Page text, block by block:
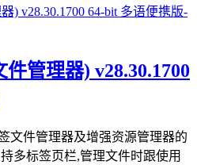
管理器) v28.30.1700
文件管理器及增强资源管理器的
多标签页栏,管理文件时跟使用